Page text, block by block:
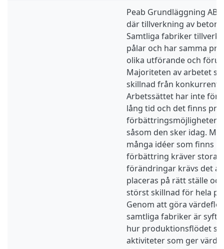
Peab Grundläggning AB
där tillverkning av
Samtliga fabriker
pålar och har samma
olika utförande och
Majoriteten av arbetet
skillnad från
Arbetssättet har inte
lång tid och det finns
förbättringsmöjligheter i
såsom den sker idag.
många idéer som finns
förbättring kräver stora
förändringar krävs det
placeras på rätt ställe
störst skillnad för hela
Genom att göra
samtliga fabriker är
hur produktionsflödet
aktiviteter som ger